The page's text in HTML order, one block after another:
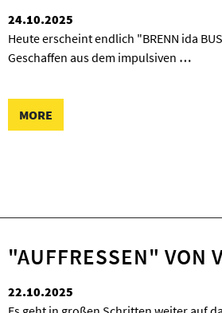
24.10.2025
Heute erscheint endlich "BRENN ida
Geschaffen aus dem impulsiven …
MORE
"AUFFRESSEN" VON
22.10.2025